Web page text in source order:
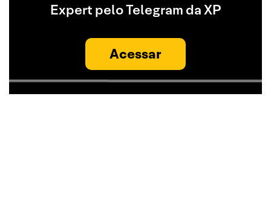
Expert pelo Telegram da XP
Acessar